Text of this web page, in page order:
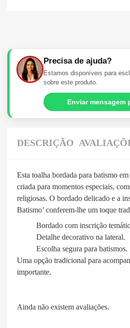
Precisa de ajuda?
Estamos disponíveis para
sobre este produto.
Enviar mensagem
DESCRIÇÃO
Esta toalha bordada para batismo
criada para momentos especiais,
religiosas. O bordado delicado e a
Batismo’ conferem-lhe um toque
Bordado com inscrição
Detalhe decorativo na lateral.
Escolha segura para batismos.
Uma opção tradicional para
importante.
Ainda não existem avaliações.